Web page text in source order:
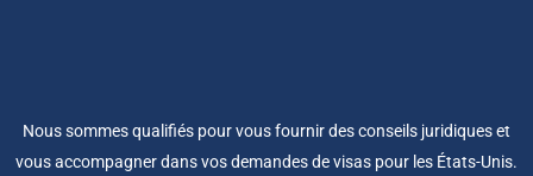
Nous sommes qualifiés pour vous fournir des conseils juridiques et
vous accompagner dans vos demandes de visas pour les États-Unis.